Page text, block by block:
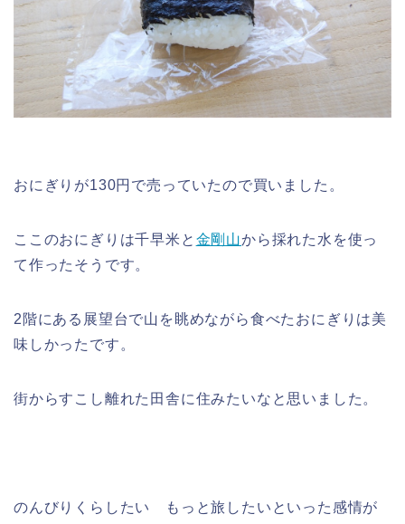
おにぎりが130円で売っていたので買いました。
ここのおにぎりは千早米と 金剛山から採れた水を使っ
て作ったそうです。
2階にある展望台で山を眺めながら食べたおにぎりは美
味しかったです。
街からすこし離れた田舎に住みたいなと思いました。
のんびりくらしたい もっと旅したいといった感情が